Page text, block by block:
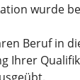
wurde
Beruf in
Ihrer